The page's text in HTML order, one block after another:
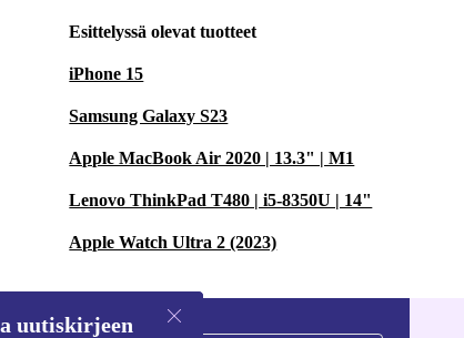
Esittelyssä olevat tuotteet
iPhone 15
Samsung Galaxy S23
Apple MacBook Air 2020 | 13.3" | M1
Lenovo ThinkPad T480 | i5-8350U | 14"
Apple Watch Ultra 2 (2023)
uutiskirjeen